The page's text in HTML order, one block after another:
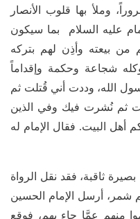
وملأ بها قلوب الأنصار
عليه السلام بما سيكون
من بيعته وأذِن لهم بتركه
شجاعة وحكمة وإقداماً
الله، وددت أني قُتلت ثم
ثم نُشرت فيك وفي الذين
أهل البيت. فقال الإمام له
ثاقبة، فقد نقل الرواة
شمر، أرسل الإمام الحسين
منهم عمَّا جاء بهم، فوقع